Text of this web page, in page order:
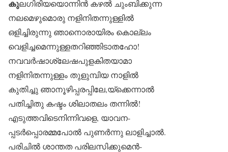
കുലഗിരിയയൊന്നിൻ കഴൽ ചുംബിക്കുന്ന
നലമെഴുമൊരു നളിനിതന്നുള്ളിൽ
ഒളിച്ചിരുന്നു ഞാനൊരായിരം കൊല്ലം
വെളിച്ചമെന്നുള്ളതറിഞ്ഞിടാതഹോ!
നവവർഷാശ്ലേഷപുളകിതയാമാ
നളിനിതന്നുള്ളം തുളുമ്പിയ നാളിൽ
കുതിച്ചു ഞാനൂഴിപ്പരപ്പിലേ,യ്ക്കെന്നാൽ
പതിച്ചിതു കഷ്ടം ശിലാതലം തന്നിൽ!
എടുത്തവിടെനിന്നിവളെ, യാവന-
പ്പടർപ്പൊരമ്മപോൽ പുണർന്നു ലാളിച്ചാൽ.
പരിചിൽ ശാന്തത പരിലസിക്കുമെൻ-